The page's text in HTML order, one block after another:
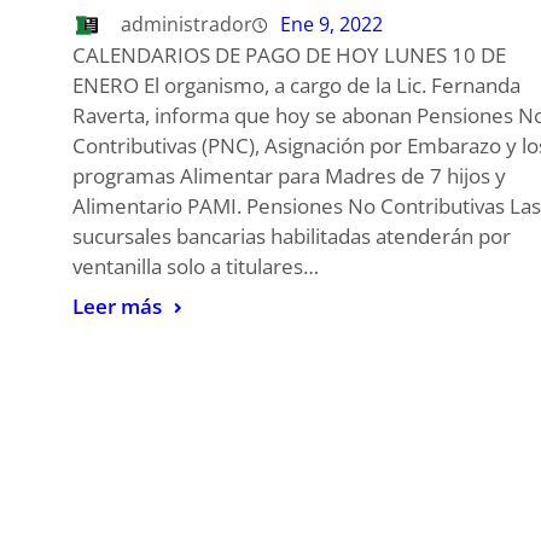
administrador Ene 9, 2022
CALENDARIOS DE PAGO DE HOY LUNES 10 DE
ENERO El organismo, a cargo de la Lic. Fernanda
Raverta, informa que hoy se abonan Pensiones
Contributivas (PNC), Asignación por Embarazo y
programas Alimentar para Madres de 7 hijos y
Alimentario PAMI. Pensiones No Contributivas Las
sucursales bancarias habilitadas atenderán por
ventanilla solo a titulares…
Leer más